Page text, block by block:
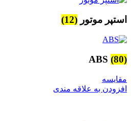
استپر موتور (12)
ABS (80)
مقایسه
افزودن به علاقه مندی